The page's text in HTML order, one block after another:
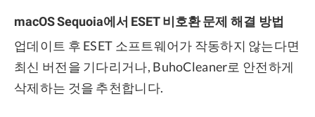
macOS Sequoia에서 ESET 비호환 문제 해결 방법
업데이트 후 ESET 소프트웨어가 작동하지 않는다면
최신 버전을 기다리거나, BuhoCleaner로 안전하게
삭제하는 것을 추천합니다.